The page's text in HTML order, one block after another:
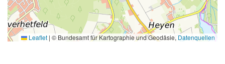
Leaflet | © Bundesamt für Kartographie und Geodäsie, Datenquellen